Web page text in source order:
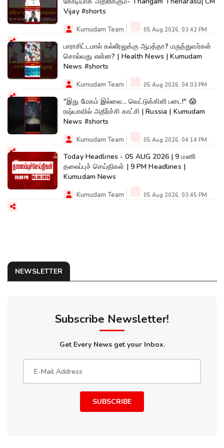
Vijay #shorts
Kumudam Team 05 Aug 2026, 03:42 PM
பாராசிட்டமால் கல்லீரலுக்கு ஆபத்தா? மருத்துவர்கள்
சொல்வது என்ன? | Health News | Kumudam
News #shorts
Kumudam Team 05 Aug 2026, 04:03 PM
"இது மேகம் இல்லை... வெட்டுக்கிளி படை!" 😱
ரஷ்யாவில் அதிர்ச்சி காட்சி | Russia | Kumudam
News #shorts
Kumudam Team 05 Aug 2026, 04:14 PM
Today Headlines - 05 AUG 2026 | 9 மணி
தலைப்புச் செய்திகள் | 9 PM Headlines |
Kumudam News
Kumudam Team 05 Aug 2026, 03:45 PM
NEWSLETTER
Subscribe Newsletter!
Get Every News get your Inbox.
SUBSCRIBE